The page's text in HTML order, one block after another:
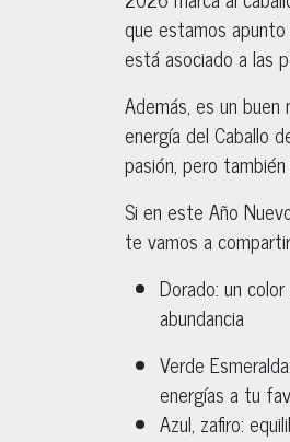
que estamos
está asociado a las
Además, es un
energía del Caballo
pasión, pero
Si en este Año
te vamos a
Dorado: un
abundancia
Verde
energías a tu
Azul, zafiro: